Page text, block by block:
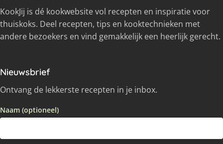
KookJij is dé kookwebsite vol recepten en inspiratie voor
thuiskoks. Deel recepten, tips en kooktechnieken met
andere bezoekers en vind gemakkelijk een heerlijk gerecht.
Nieuwsbrief
Ontvang de lekkerste recepten in je inbox.
Naam (optioneel)